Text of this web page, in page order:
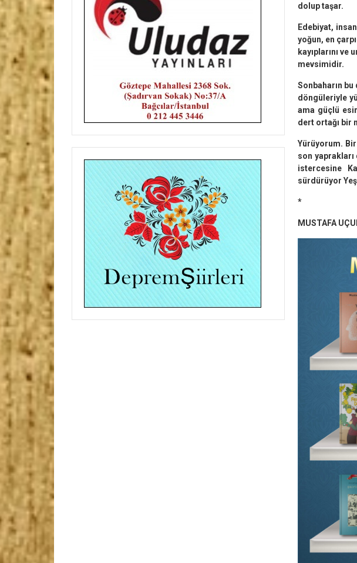
dolup taşar.
Edebiyat,
yoğun, en
kayıplarını
mevsimidir.
Sonbaharın
döngüleriyle
ama güçlü
dert ortağı bir
Yürüyorum.
son yaprakları
istercesine
sürdürüyor
*
MUSTAFA